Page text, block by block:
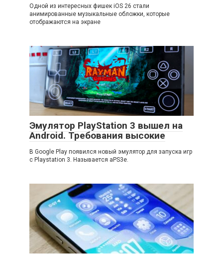
Одной из интересных фишек iOS 26 стали
анимированные музыкальные обложки, которые
отображаются на экране
Эмулятор PlayStation 3 вышел на
Android. Требования высокие
В Google Play появился новый эмулятор для запуска игр
с Playstation 3. Называется aPS3e.